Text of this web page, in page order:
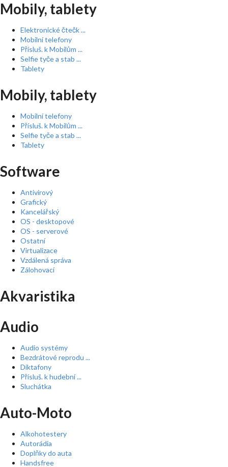
Mobily, tablety
Elektronické čtečk ...
Mobilní telefony
Přísluš. k Mobilům ...
Selfie tyče a stab ...
Tablety
Mobily, tablety
Mobilní telefony
Přísluš. k Mobilům ...
Selfie tyče a stab ...
Tablety
Software
Antivirový
Grafický
Kancelářský
OS - desktopové
OS - serverové
Ostatní
Virtualizace
Vzdálená správa
Zálohovací
Akvaristika
Audio
Audio systémy
Bezdrátové reprodu ...
Diktafony
Přísluš. k hudební ...
Sluchátka
Auto-Moto
Alkohotestery
Autorádia
Doplňky do auta
Handsfree